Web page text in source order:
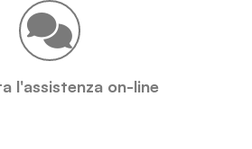
l'assistenza on-line